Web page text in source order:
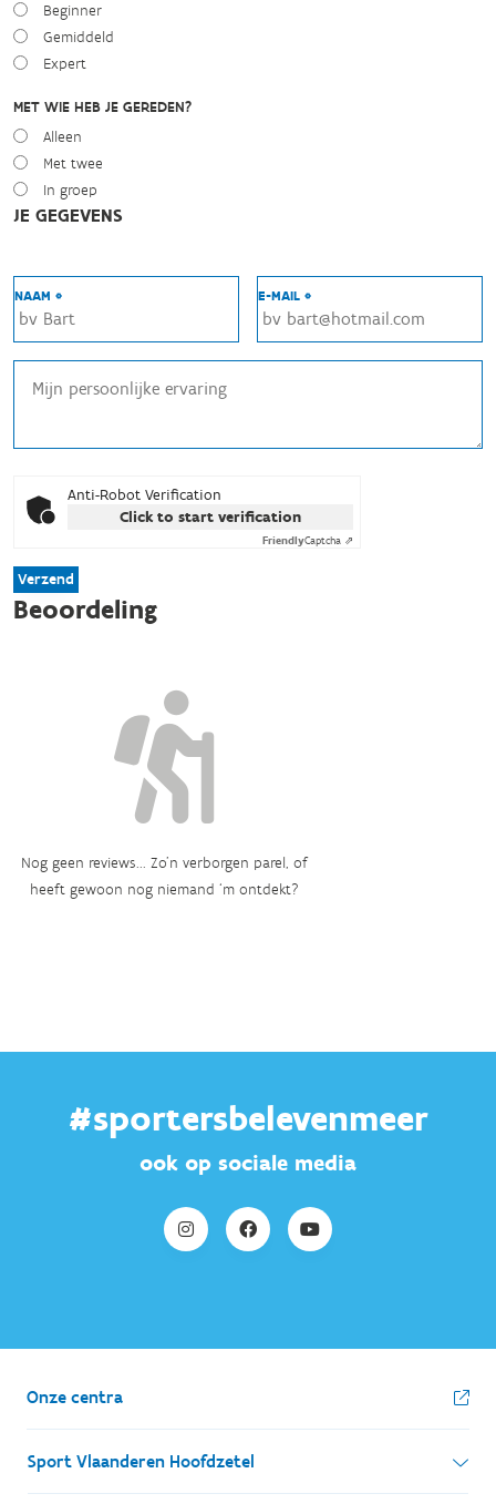
Beginner
Gemiddeld
Expert
MET WIE HEB JE GEREDEN?
Alleen
Met twee
In groep
JE GEGEVENS
NAAM * E-MAIL *
Anti-Robot Verification
Click to start verification
FriendlyCaptcha ⇗
Verzend
Beoordeling
Nog geen reviews... Zo’n verborgen parel, of
heeft gewoon nog niemand ‘m ontdekt?
#sportersbelevenmeer
ook op sociale media
Onze centra
Sport Vlaanderen Hoofdzetel